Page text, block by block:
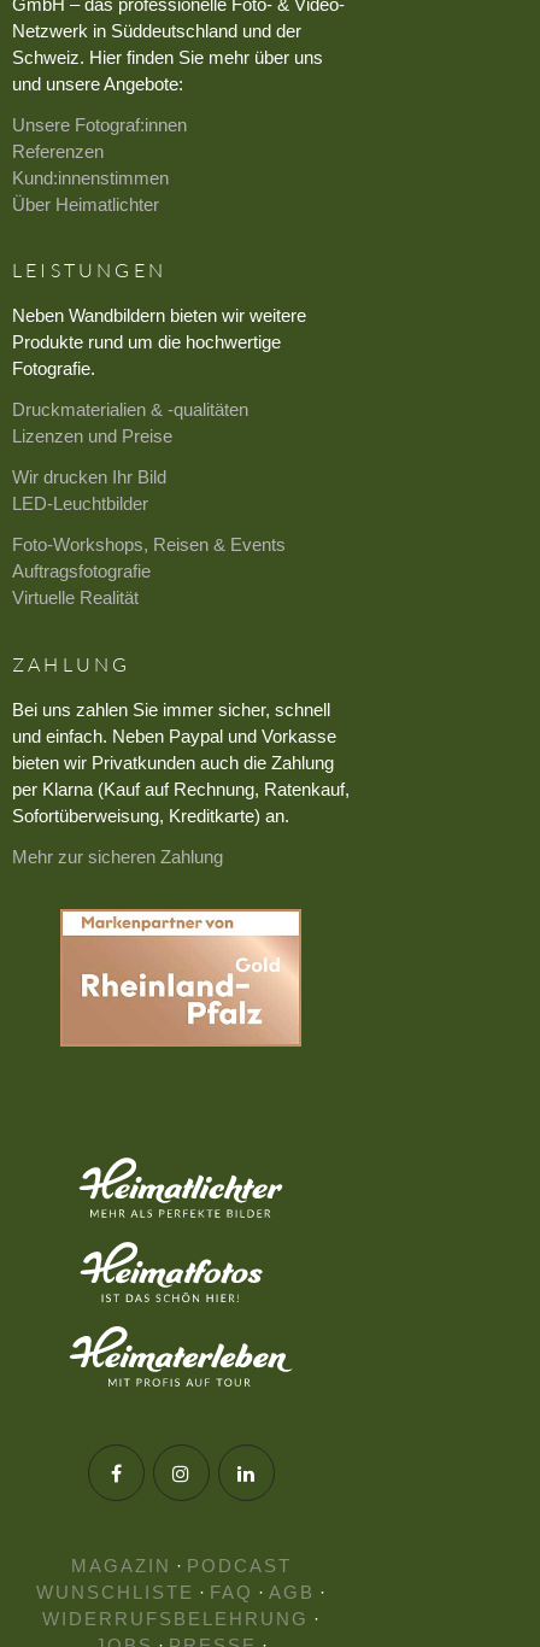
Netzwerk in Süddeutschland und der
Schweiz. Hier finden Sie mehr über uns
und unsere Angebote:
Unsere Fotograf:innen
Referenzen
Kund:innenstimmen
Über Heimatlichter
LEISTUNGEN
Neben Wandbildern bieten wir weitere
Produkte rund um die hochwertige
Fotografie.
Druckmaterialien & -qualitäten
Lizenzen und Preise
Wir drucken Ihr Bild
LED-Leuchtbilder
Foto-Workshops, Reisen & Events
Auftragsfotografie
Virtuelle Realität
ZAHLUNG
Bei uns zahlen Sie immer sicher, schnell
und einfach. Neben Paypal und Vorkasse
bieten wir Privatkunden auch die Zahlung
per Klarna (Kauf auf Rechnung, Ratenkauf,
Sofortüberweisung, Kreditkarte) an.
Mehr zur sicheren Zahlung
MAGAZIN · PODCAST
WUNSCHLISTE · FAQ · AGB ·
WIDERRUFSBELEHRUNG ·